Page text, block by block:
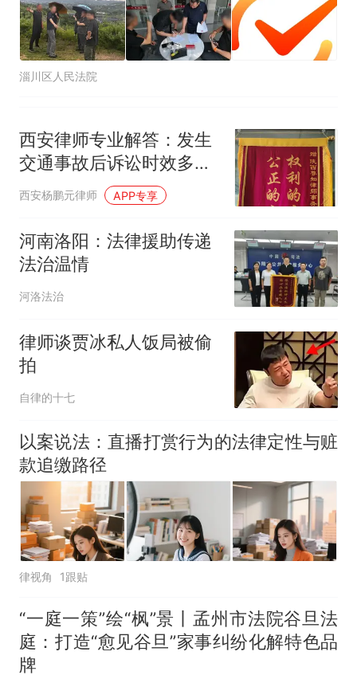
淄川区人民法院
西安律师专业解答：发生
交通事故后诉讼时效多久
才合法有效？
西安杨鹏元律师 APP专享
河南洛阳：法律援助传递
法治温情
河洛法治
律师谈贾冰私人饭局被偷
拍
自律的十七
以案说法：直播打赏行为的法律定性与赃
款追缴路径
律视角 1跟贴
“一庭一策”绘“枫”景丨孟州市法院谷旦法
庭：打造“愈见谷旦”家事纠纷化解特色品
牌